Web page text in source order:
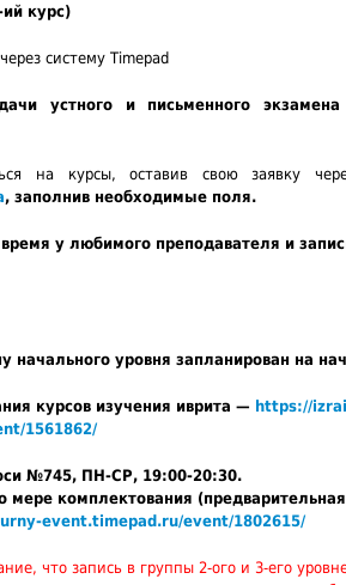
курс)
систему Timepad
устного и письменного
на курсы, оставив свою заявку
, заполнив необходимые поля.
у любимого преподавателя и
начального уровня запланирован на
курсов изучения иврита — https://
1561862/
№745, ПН-СР, 19:00-20:30.
мере комплектования
event.timepad.ru/event/1802615/
что запись в группы 2-ого и 3-его